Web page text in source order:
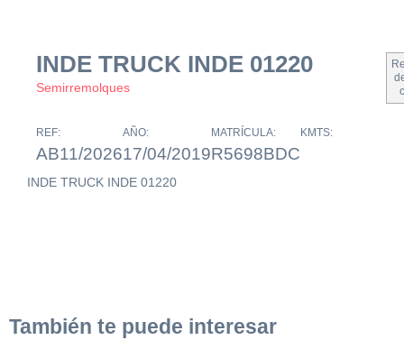
INDE TRUCK INDE 01220
Semirremolques
REF:
AB11/2026
AÑO:
17/04/2019
MATRÍCULA:
R5698BDC
KMTS:
INDE TRUCK INDE 01220
También te puede interesar